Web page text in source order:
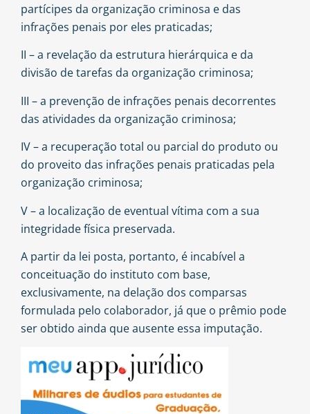
partícipes da organização criminosa e das
infrações penais por eles praticadas;
II – a revelação da estrutura hierárquica e da
divisão de tarefas da organização criminosa;
III – a prevenção de infrações penais decorrentes
das atividades da organização criminosa;
IV – a recuperação total ou parcial do produto ou
do proveito das infrações penais praticadas pela
organização criminosa;
V – a localização de eventual vítima com a sua
integridade física preservada.
A partir da lei posta, portanto, é incabível a
conceituação do instituto com base,
exclusivamente, na delação dos comparsas
formulada pelo colaborador, já que o prêmio pode
ser obtido ainda que ausente essa imputação.